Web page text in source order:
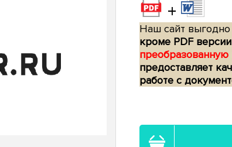
+
Наш сайт выгодно
кроме PDF версии
преобразованную
предоставляет
работе с